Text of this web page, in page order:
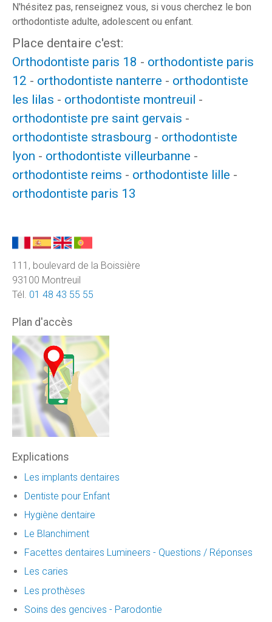
N'hésitez pas, renseignez vous, si vous cherchez le bon
orthodontiste adulte, adolescent ou enfant.
Place dentaire c'est:
Orthodontiste paris 18 - orthodontiste paris
12 - orthodontiste nanterre - orthodontiste
les lilas - orthodontiste montreuil -
orthodontiste pre saint gervais -
orthodontiste strasbourg - orthodontiste
lyon - orthodontiste villeurbanne -
orthodontiste reims - orthodontiste lille -
orthodontiste paris 13
111, boulevard de la Boissière
93100 Montreuil
Tél. 01 48 43 55 55
Plan d'accès
Explications
Les implants dentaires
Dentiste pour Enfant
Hygiène dentaire
Le Blanchiment
Facettes dentaires Lumineers - Questions / Réponses
Les caries
Les prothèses
Soins des gencives - Parodontie